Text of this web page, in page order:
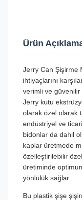
Ürün
Jerry Can Şişirme
ihtiyaçlarını
verimli ve güvenilir
Jerry kutu
olarak özel olarak
endüstriyel ve
bidonlar da dahil
kaplar üretmede
özelleştirilebilir
üretiminde
yönlülük sağlar.
Bu plastik şişe